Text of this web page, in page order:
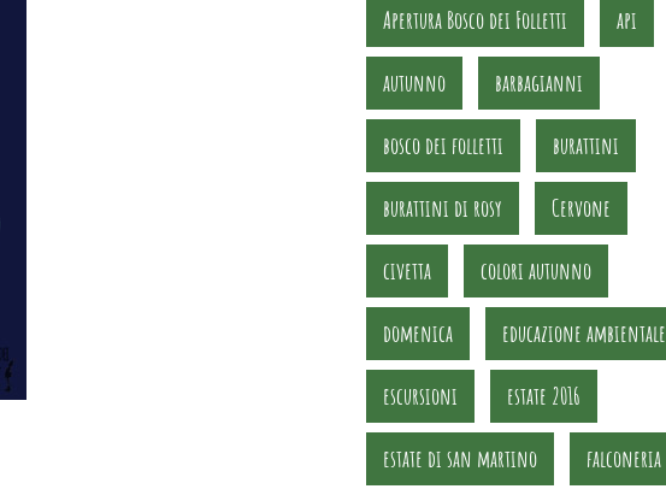
Apertura Bosco dei Folletti api
autunno barbagianni
bosco dei folletti burattini
burattini di rosy Cervone
civetta colori autunno
domenica educazione ambientale
escursioni estate 2016
estate di san martino falconeria